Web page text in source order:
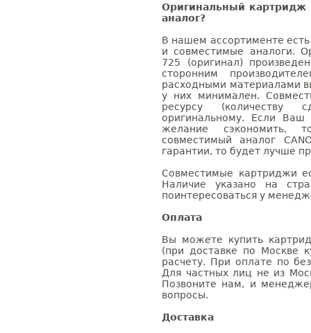
Оригинальный картридж
аналог?
В нашем ассортименте
и совместимые аналоги.
725 (оригинал)
сторонним
расходными материалами
у них минимален.
ресурсу (количеству
оригинальному. Если
желание сэкономить,
совместимый аналог
гарантии, то будет лучше
Совместимые картриджи
Наличие указано на
поинтересоваться у
Оплата
Вы можете купить
(при доставке по Москве
расчету. При оплате по
Для частных лиц не из
Позвоните нам, и
вопросы.
Доставка